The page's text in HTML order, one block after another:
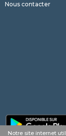
Notre site internet
Nous contacter